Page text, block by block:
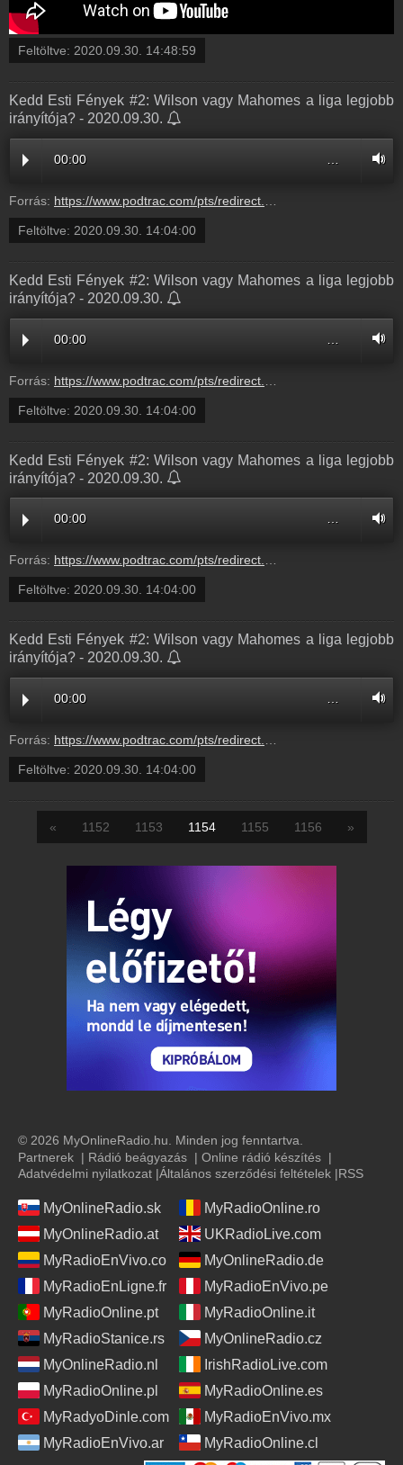
Feltöltve: 2020.09.30. 14:48:59
Kedd Esti Fények #2: Wilson vagy Mahomes a liga legjobb
irányítója? - 2020.09.30.
00:00
Forrás: https://www.podtrac.com/pts/redirect.mp3/pdst.fm/e/traffic.megaphone.fm/BETO4125083633.mp3?updated=1727714085
Feltöltve: 2020.09.30. 14:04:00
Kedd Esti Fények #2: Wilson vagy Mahomes a liga legjobb
irányítója? - 2020.09.30.
00:00
Forrás: https://www.podtrac.com/pts/redirect.mp3/pdst.fm/e/chrt.fm/track/B69D94/traffic.megaphone.fm/BETO4125083633.mp3?updated=1727714085
Feltöltve: 2020.09.30. 14:04:00
Kedd Esti Fények #2: Wilson vagy Mahomes a liga legjobb
irányítója? - 2020.09.30.
00:00 …
Forrás: https://www.podtrac.com/pts/redirect.mp3/pdst.fm/e/chrt.fm/track/B69D94/traffic.megaphone.fm/BETO4125083633.mp3?updated=1727710160
Feltöltve: 2020.09.30. 14:04:00
Kedd Esti Fények #2: Wilson vagy Mahomes a liga legjobb
irányítója? - 2020.09.30.
00:00
Forrás: https://www.podtrac.com/pts/redirect.mp3/pdst.fm/e/chrt.fm/track/B69D94/traffic.megaphone.fm/BETO4125083633.mp3?updated=1700233626
Feltöltve: 2020.09.30. 14:04:00
« 1152 1153 1154 1155 1156 »
© 2026 MyOnlineRadio.hu. Minden jog fenntartva.
Partnerek | Rádió beágyazás | Online rádió készítés |
Adatvédelmi nyilatkozat |Általános szerződési feltételek |RSS
MyOnlineRadio.sk
MyRadioOnline.ro
MyOnlineRadio.at
UKRadioLive.com
MyRadioEnVivo.co
MyOnlineRadio.de
MyRadioEnLigne.fr
MyRadioEnVivo.pe
MyRadioOnline.pt
MyRadioOnline.it
MyRadioStanice.rs
MyOnlineRadio.cz
MyOnlineRadio.nl
IrishRadioLive.com
MyRadioOnline.pl
MyRadioOnline.es
MyRadyoDinle.com
MyRadioEnVivo.mx
MyRadioEnVivo.ar
MyRadioOnline.cl